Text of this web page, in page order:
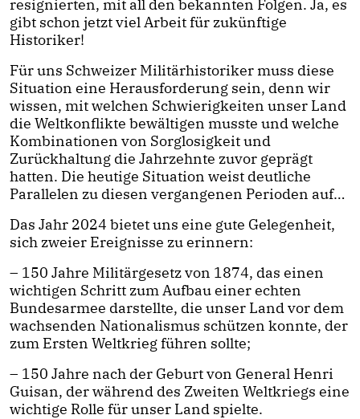
resignierten, mit all den bekannten Folgen. Ja, es
gibt schon jetzt viel Arbeit für zukünftige
Historiker!
Für uns Schweizer Militärhistoriker muss diese
Situation eine Herausforderung sein, denn wir
wissen, mit welchen Schwierigkeiten unser Land
die Weltkonflikte bewältigen musste und welche
Kombinationen von Sorglosigkeit und
Zurückhaltung die Jahrzehnte zuvor geprägt
hatten. Die heutige Situation weist deutliche
Parallelen zu diesen vergangenen Perioden auf…
Das Jahr 2024 bietet uns eine gute Gelegenheit,
sich zweier Ereignisse zu erinnern:
– 150 Jahre Militärgesetz von 1874, das einen
wichtigen Schritt zum Aufbau einer echten
Bundesarmee darstellte, die unser Land vor dem
wachsenden Nationalismus schützen konnte, der
zum Ersten Weltkrieg führen sollte;
– 150 Jahre nach der Geburt von General Henri
Guisan, der während des Zweiten Weltkriegs eine
wichtige Rolle für unser Land spielte.